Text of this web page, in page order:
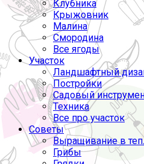
Клубника
Крыжовник
Малина
Смородина
Все ягоды
Участок
Ландшафтный
Постройки
Садовый
Техника
Все про участок
Советы
Выращивание в
Грибы